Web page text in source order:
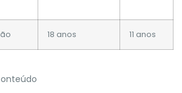
18 anos 11 anos